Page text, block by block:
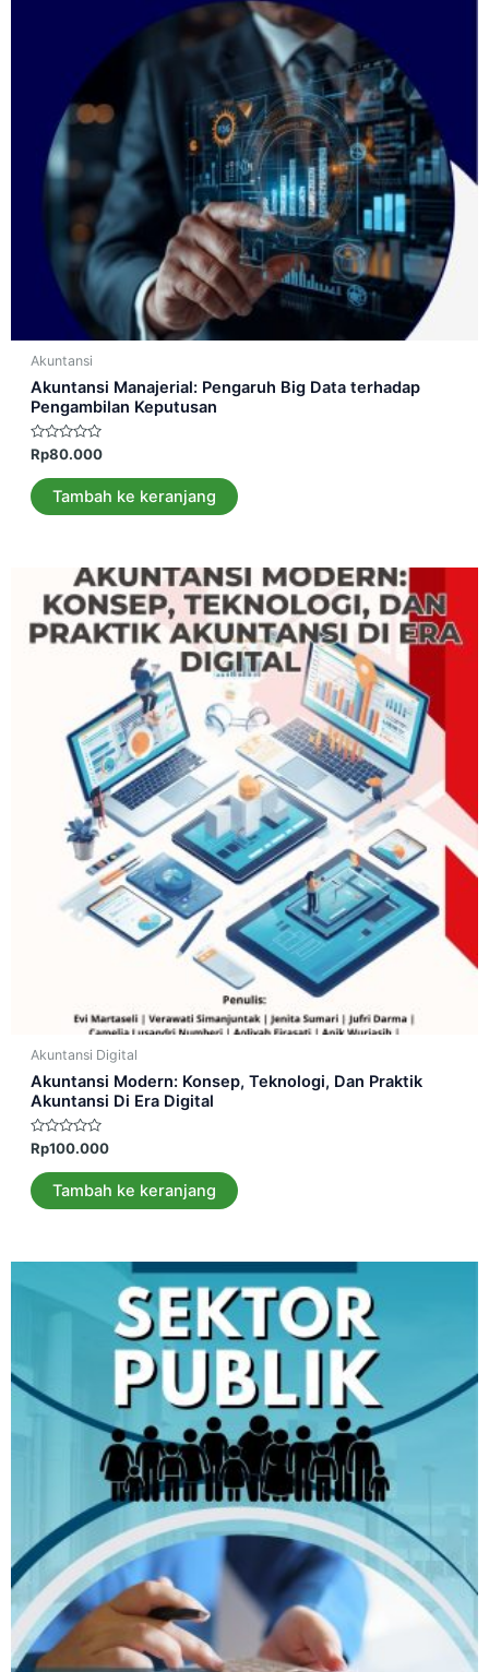
Akuntansi
Akuntansi Manajerial: Pengaruh Big Data terhadap
Pengambilan Keputusan
Dinilai
0
dari
5
Rp80.000
Tambah ke keranjang
Akuntansi Digital
Akuntansi Modern: Konsep, Teknologi, Dan Praktik
Akuntansi Di Era Digital
Dinilai
0
dari
5
Rp100.000
Tambah ke keranjang